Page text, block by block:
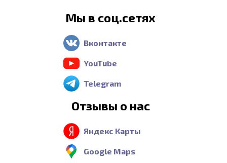
Мы в соц.сетях
Вконтакте
YouTube
Telegram
Отзывы о нас
Яндекс Карты
Google Maps